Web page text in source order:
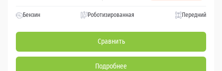
Бензин Роботизированная Передний
Сравнить
Подробнее